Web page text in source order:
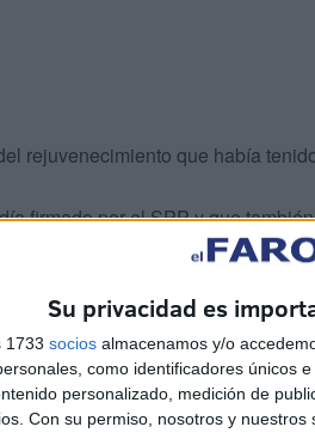
Su privacidad es
1733 socios almacenamos y/o
como identificadores únicos
personalizado, medición de
Con su permiso, nosotros y nuestros
rejuvenecimiento que había
firmado por el SPP y que
de Policía, reflejó que en
de comunicación, pero que